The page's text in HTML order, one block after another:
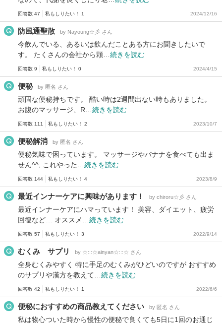
回答数 47 私もしりたい！ 1 2024/12/16
防風通聖散 by Nayoung☆彡 さん
今飲んでいる、あるいは飲んだことある方にお聞きしたいで
す。 たくさんの会社から顆… 続きを読む
回答数 9 私もしりたい！ 0 2024/4/15
便秘 by 匿名 さん
頑固な便秘持ちです。 酷い時は2週間出ない時もありました。
お腹のマッサージ、R… 続きを読む
回答数 111 私もしりたい！ 2 2023/10/7
便秘解消 by 匿名 さん
便秘気味で困っています。 マッサージやバナナを食べても出ま
せん^^; これやった… 続きを読む
回答数 144 私もしりたい！ 4 2023/8/9
最近インナーケアに興味があります！ by chiroru☆彡 さん
最近インナーケアにハマっています！ 美容、ダイエット、疲労
回復など… オススメ… 続きを読む
回答数 57 私もしりたい！ 3 2022/9/14
むくみ サプリ by ☆:::☆ainyan☆:::☆ さん
全身むくみやすく 特に手足のむくみがひどいのですが おすすめ
のサプリや漢方を教えて… 続きを読む
回答数 42 私もしりたい！ 1 2022/6/6
便秘におすすめの商品教えてください by 匿名 さん
私は物心ついた時から慢性の便秘で良くても5日に1回のお通じ